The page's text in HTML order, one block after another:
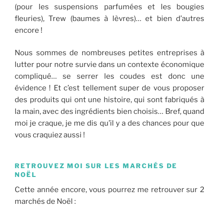
(pour les suspensions parfumées et les bougies
fleuries), Trew (baumes à lèvres)… et bien d’autres
encore !
Nous sommes de nombreuses petites entreprises à
lutter pour notre survie dans un contexte économique
compliqué… se serrer les coudes est donc une
évidence ! Et c’est tellement super de vous proposer
des produits qui ont une histoire, qui sont fabriqués à
la main, avec des ingrédients bien choisis… Bref, quand
moi je craque, je me dis qu’il y a des chances pour que
vous craquiez aussi !
RETROUVEZ MOI SUR LES MARCHÉS DE
NOËL
Cette année encore, vous pourrez me retrouver sur 2
marchés de Noël :